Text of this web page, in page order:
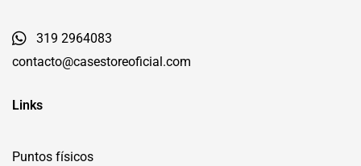
319 2964083
contacto@casestoreoficial.com
Links
Puntos físicos